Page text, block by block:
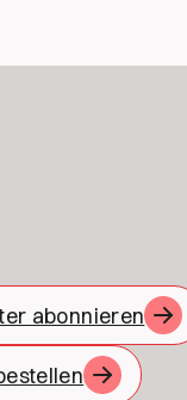
abonnieren